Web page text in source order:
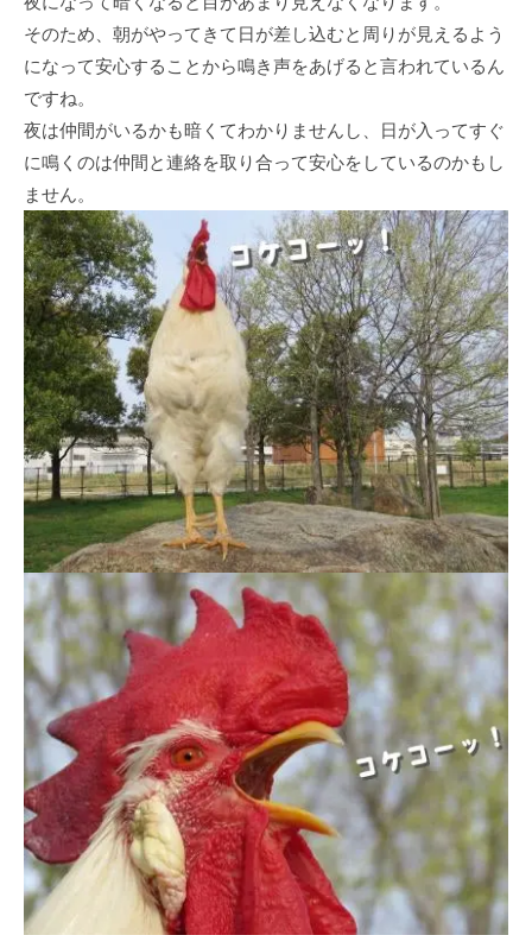
そのため、朝がやってきて⽇が差し込むと周りが⾒えるよう
になって安⼼することから鳴き声をあげると⾔われているん
ですね。
夜は仲間がいるかも暗くてわかりませんし、⽇が⼊ってすぐ
に鳴くのは仲間と連絡を取り合って安⼼をしているのかもし
ません。